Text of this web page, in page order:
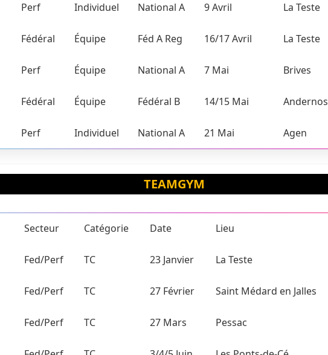
Perf Individuel National A 9 Avril La Teste
Fédéral Équipe Féd A Reg 16/17 Avril La Teste
Perf Équipe National A 7 Mai Brives
Fédéral Équipe Fédéral B 14/15 Mai Andernos
Perf Individuel National A 21 Mai Agen
TEAMGYM
Secteur Catégorie Date Lieu
Fed/Perf TC 23 Janvier La Teste
Fed/Perf TC 27 Février Saint Médard en Jalles
Fed/Perf TC 27 Mars Pessac